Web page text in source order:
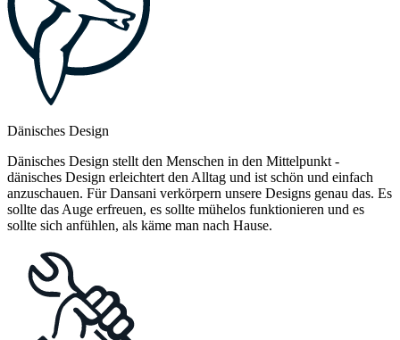
Dänisches Design
Dänisches Design stellt den Menschen in den Mittelpunkt -
dänisches Design erleichtert den Alltag und ist schön und einfach
anzuschauen. Für Dansani verkörpern unsere Designs genau das. Es
sollte das Auge erfreuen, es sollte mühelos funktionieren und es
sollte sich anfühlen, als käme man nach Hause.